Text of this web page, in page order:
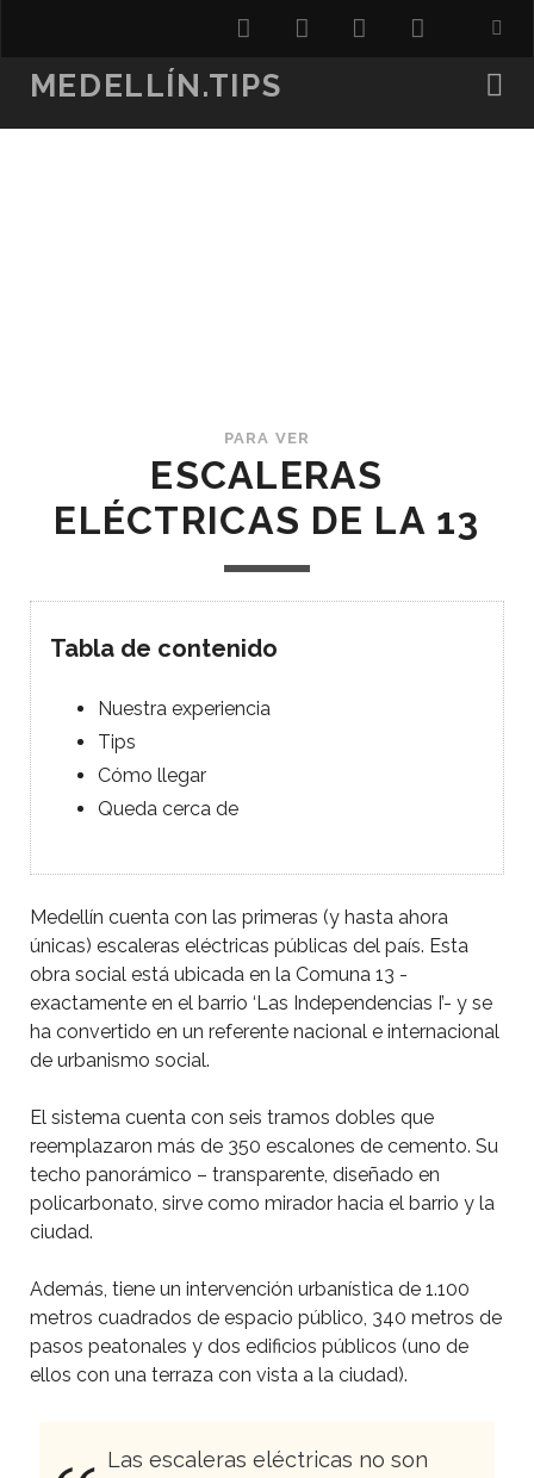
twitter facebookinstagramyoutube
MEDELLÍN.TIPS
PARA VER
ESCALERAS
ELÉCTRICAS DE LA 13
Tabla de contenido
Nuestra experiencia
Tips
Cómo llegar
Queda cerca de
Medellín cuenta con las primeras (y hasta ahora
únicas) escaleras eléctricas públicas del país. Esta
obra social está ubicada en la Comuna 13 -
exactamente en el barrio ‘Las Independencias I’- y se
ha convertido en un referente nacional e internacional
de urbanismo social.
El sistema cuenta con seis tramos dobles que
reemplazaron más de 350 escalones de cemento. Su
techo panorámico – transparente, diseñado en
policarbonato, sirve como mirador hacia el barrio y la
ciudad.
Además, tiene un intervención urbanística de 1.100
metros cuadrados de espacio público, 340 metros de
pasos peatonales y dos edificios públicos (uno de
ellos con una terraza con vista a la ciudad).
Las escaleras eléctricas no son